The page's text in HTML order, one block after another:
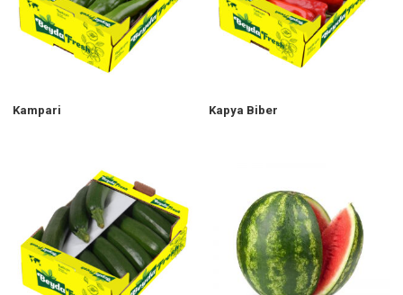
Kampari Kapya Biber